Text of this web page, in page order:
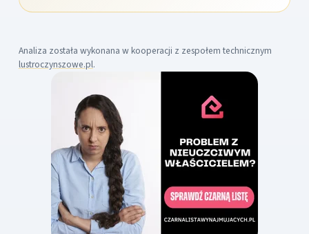
Analiza została wykonana w kooperacji z zespołem technicznym
lustroczynszowe.pl.